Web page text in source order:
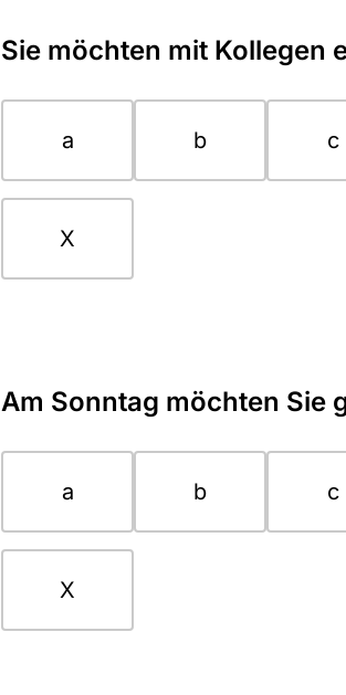
Sie möchten mit Kollegen
a b c
X
Am Sonntag möchten Sie
a b c
X